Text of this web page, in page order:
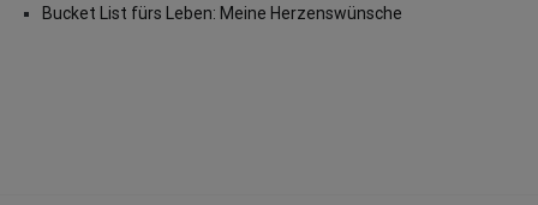
Bucket List fürs Leben: Meine Herzenswünsche